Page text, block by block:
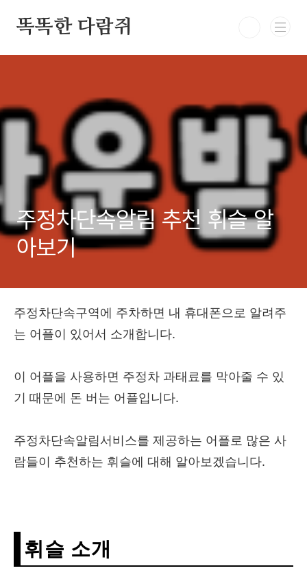
똑똑한 다람쥐
주정차단속알림 추천 휘슬 알
아보기
주정차단속구역에 주차하면 내 휴대폰으로 알려주
는 어플이 있어서 소개합니다.
이 어플을 사용하면 주정차 과태료를 막아줄 수 있
기 때문에 돈 버는 어플입니다.
주정차단속알림서비스를 제공하는 어플로 많은 사
람들이 추천하는 휘슬에 대해 알아보겠습니다.
휘슬 소개